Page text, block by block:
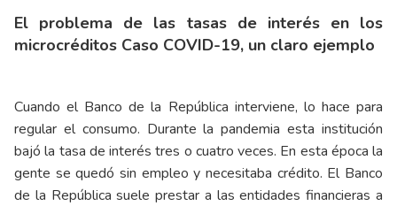
El problema de las tasas de interés en los
microcréditos Caso COVID-19, un claro ejemplo
Cuando el Banco de la República interviene, lo hace para
regular el consumo. Durante la pandemia esta institución
bajó la tasa de interés tres o cuatro veces. En esta época la
gente se quedó sin empleo y necesitaba crédito. El Banco
de la República suele prestar a las entidades financieras a